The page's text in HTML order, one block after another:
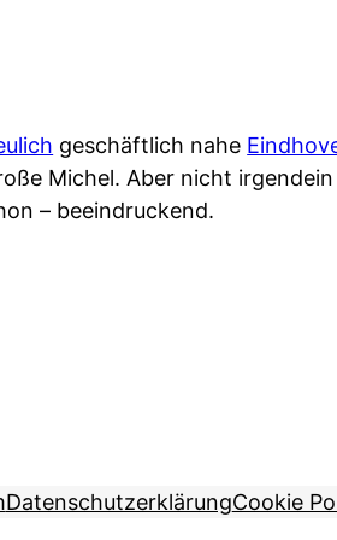
geschäftlich nahe
Michel. Aber nicht
– beeindruckend.
DatenschutzerklärungCookie